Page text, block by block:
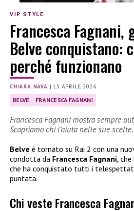
VIP STYLE
Francesca
Belve conquistano:
perché funzionano
CHIARA NAVA | 15 APRILE 2026
BELVE FRANCESCA FAGNANI
Francesca Fagnani mostra sempre
Scopriamo chi l’aiuta nelle sue scelte.
Belve è tornato su Rai 2 con una
condotta da Francesca Fagnani ,
che ha conquistato tutti i
puntata.
Chi veste Francesca